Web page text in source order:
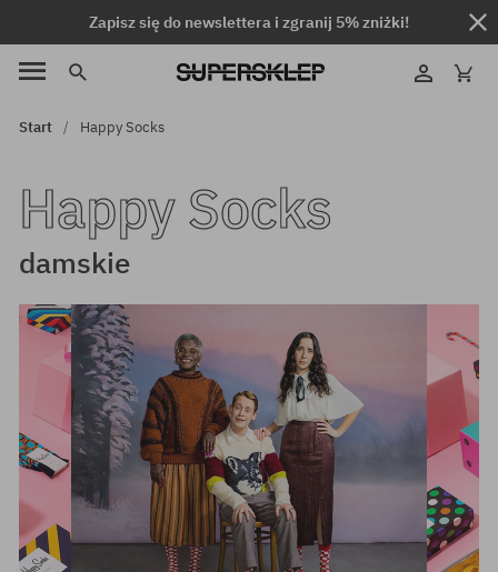
Zapisz się do newslettera i zgranij 5% zniżki!
Start Happy Socks
Happy Socks
damskie